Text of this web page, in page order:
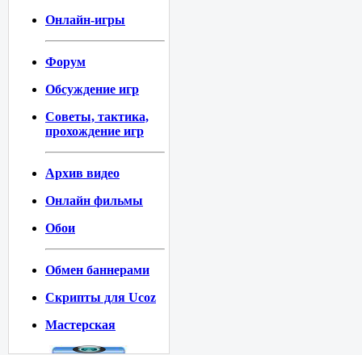
Онлайн-игры
Форум
Обсуждение игр
Советы, тактика,
прохождение игр
Архив видео
Онлайн фильмы
Обои
Обмен баннерами
Скрипты для Ucoz
Мастерская